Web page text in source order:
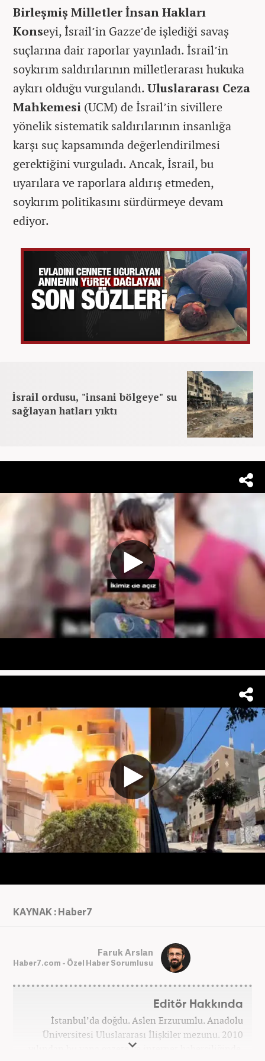
Birleşmiş Milletler İnsan Hakları
Konseyi, İsrail’in Gazze’de işlediği savaş
suçlarına dair raporlar yayınladı. İsrail’in
soykırım saldırılarının milletlerarası hukuka
aykırı olduğu vurgulandı.Uluslararası Ceza
Mahkemesi (UCM) de İsrail’in sivillere
yönelik sistematik saldırılarının insanlığa
karşı suç kapsamında değerlendirilmesi
gerektiğini vurguladı. Ancak, İsrail, bu
uyarılara ve raporlara aldırış etmeden,
soykırım politikasını sürdürmeye devam
ediyor.
İsrail ordusu, "insani bölgeye" su
sağlayan hatları yıktı
KAYNAK : Haber7
Faruk Arslan
Haber7.com - Özel Haber Sorumlusu
Editör Hakkında
İstanbul’da doğdu. Aslen Erzurumlu. Anadolu
Üniversitesi Uluslararası İlişkiler mezunu. 2010
yılından bu yana gazete ve internet haberciliğinde.